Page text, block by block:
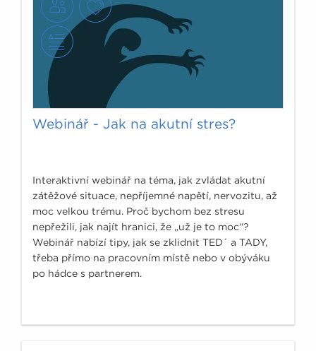
Webinář - Jak na akutní stres?
Interaktivní webinář na téma, jak zvládat akutní
zátěžové situace, nepříjemné napětí, nervozitu, až
moc velkou trému. Proč bychom bez stresu
nepřežili, jak najít hranici, že „už je to moc“?
Webinář nabízí tipy, jak se zklidnit TED´ a TADY,
třeba přímo na pracovním místě nebo v obýváku
po hádce s partnerem.